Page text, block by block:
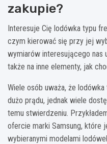
zakupie?
Interesuje Cię lodówka typu
czym kierować się przy jej
wymiarów interesującego nas
także na inne elementy, jak
Wiele osób uważa, że
dużo prądu, jednak wiele
temu stwierdzeniu.
ofercie marki Samsung, które
wybieranymi modelami